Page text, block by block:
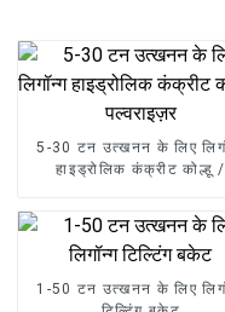
5-30 टन उत्खनन के लिए
हाइड्रोलिक कंक्रीट कोल्हू /
1-50 टन उत्खनन के लिए